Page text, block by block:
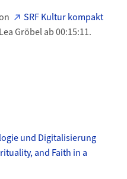
SRF Kultur kompakt
Gröbel ab 00:15:11.
und Digitalisierung
and Faith in a